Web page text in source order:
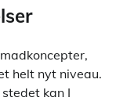
helt nyt niveau.
kan I